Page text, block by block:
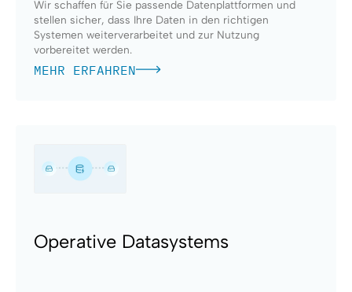
Wir schaffen für Sie passende Datenplattformen und
stellen sicher, dass Ihre Daten in den richtigen
Systemen weiterverarbeitet und zur Nutzung
vorbereitet werden.
MEHR ERFAHREN
Operative Datasystems